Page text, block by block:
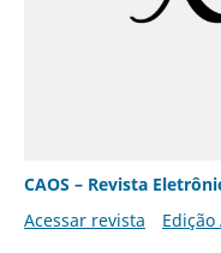
CAOS – Revista
Acessar revista
Edição